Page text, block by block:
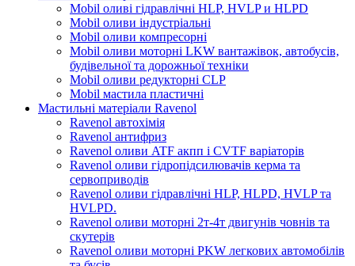
Mobil оливі гідравлічні HLP, HVLP и HLPD
Mobil оливи індустріальні
Mobil оливи компресорні
Mobil оливи моторні LKW вантажівок, автобусів,
будівельної та дорожньої техніки
Mobil оливи редукторні CLP
Mobil мастила пластичні
Мастильні матеріали Ravenol
Ravenol автохімія
Ravenol антифриз
Ravenol оливи ATF акпп і CVTF варіаторів
Ravenol оливи гідропідсилювачів керма та
сервоприводів
Ravenol оливи гідравлічні HLP, HLPD, HVLP та
HVLPD.
Ravenol оливи моторні 2т-4т двигунів човнів та
скутерів
Ravenol оливи моторні PKW легкових автомобілів